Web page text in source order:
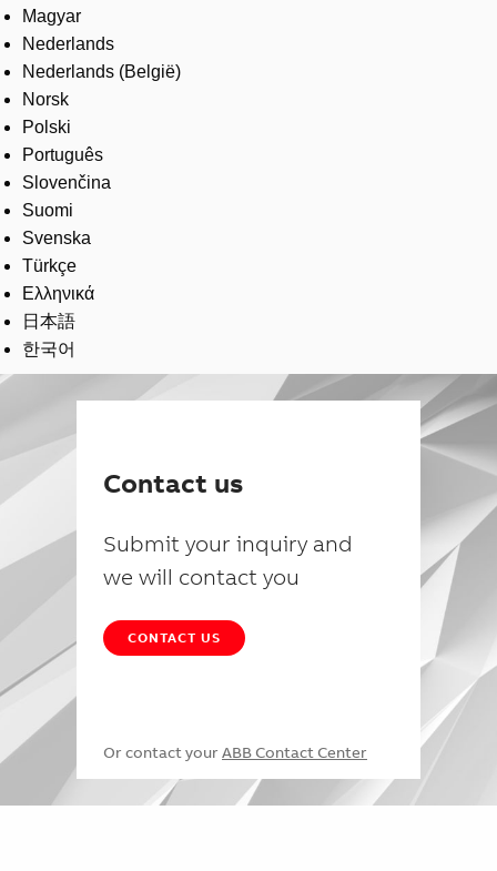
Magyar
Nederlands
Nederlands (België)
Norsk
Polski
Português
Slovenčina
Suomi
Svenska
Türkçe
Ελληνικά
日本語
한국어
Contact us
Submit your inquiry and
we will contact you
CONTACT US
Or contact your ABB Contact Center